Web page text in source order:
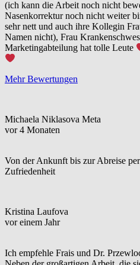
(ich kann die Arbeit noch nicht
Nasenkorrektur noch nicht weiter
sehr nett und auch ihre Kollegin
Namen nicht), Frau
Marketingabteilung hat tolle Leute
Mehr Bewertungen
Michaela Niklasova Meta
vor 4 Monaten
Von der Ankunft bis zur Abreise
Zufriedenheit
Kristina Laufova
vor einem Jahr
Ich empfehle Frais und Dr.